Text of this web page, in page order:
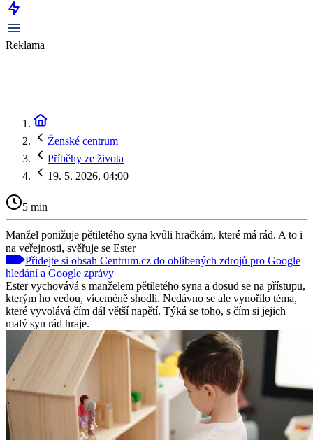
Reklama
Ženské centrum
Příběhy ze života
19. 5. 2026, 04:00
5 min
Manžel ponižuje pětiletého syna kvůli hračkám, které má rád. A to i
na veřejnosti, svěřuje se Ester
Přidejte si obsah Centrum.cz do oblíbených zdrojů pro Google
hledání a Google zprávy
Ester vychovává s manželem pětiletého syna a dosud se na přístupu,
kterým ho vedou, víceméně shodli. Nedávno se ale vynořilo téma,
které vyvolává čím dál větší napětí. Týká se toho, s čím si jejich
malý syn rád hraje.